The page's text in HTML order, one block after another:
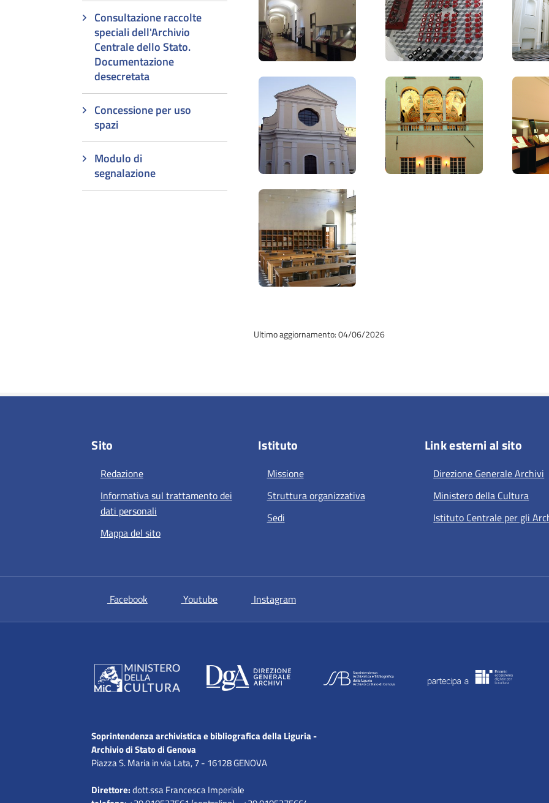
Consultazione raccolte
speciali dell'Archivio
Centrale dello Stato.
Documentazione
desecretata
Concessione per uso
spazi
Modulo di
segnalazione
Ultimo aggiornamento: 04/06/2026
Sito
Redazione
Informativa sul trattamento dei
dati personali
Mappa del sito
Istituto
Missione
Struttura organizzativa
Sedi
Link esterni al sito
Direzione Generale Archivi
Ministero della Cultura
Istituto Centrale per gli
Facebooksi apre in una nuova scheda
Youtubesi apre in una nuova scheda
Instagramsi apre in una nuova scheda
Soprintendenza archivistica e bibliografica della Liguria -
Archivio di Stato di Genova
Piazza S. Maria in via Lata, 7 - 16128 GENOVA
Direttore:dott.ssa Francesca Imperiale